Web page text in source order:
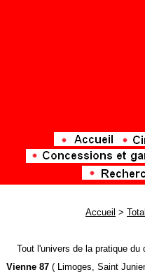
Accueil >
Tout l'univers de la pratique
Vienne 87 ( Limoges, Saint